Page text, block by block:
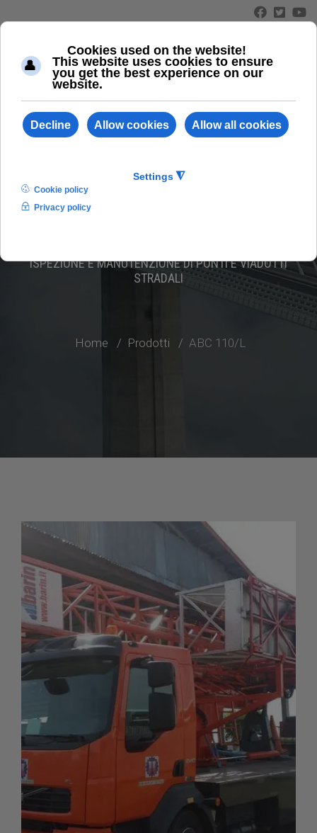
ISPEZIONE E MANUTENZIONE DI PONTI E VIADOTTI
STRADALI
Home Prodotti ABC 110/L